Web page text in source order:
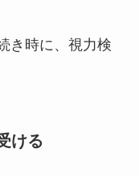
き時に、視力検
ける